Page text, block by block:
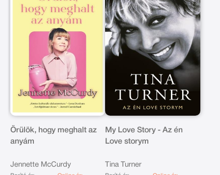
Örülök, hogy meghalt az
anyám
Jennette McCurdy
My Love Story - Az én
Love storym
Tina Turner